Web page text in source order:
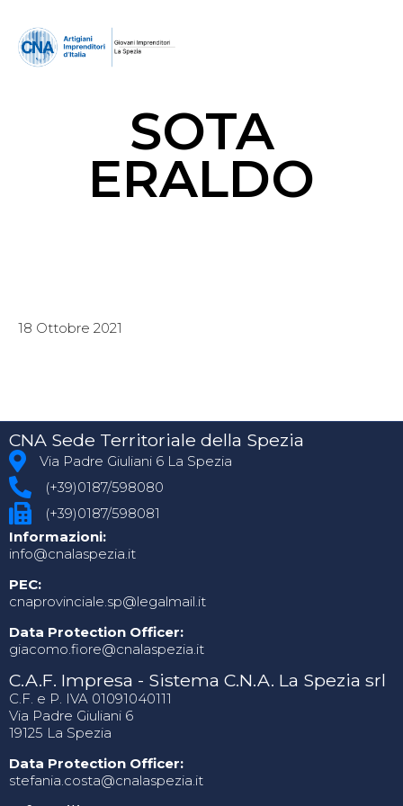
SOTA
ERALDO
18 Ottobre 2021
CNA Sede Territoriale della Spezia
Via Padre Giuliani 6 La Spezia
(+39)0187/598080
(+39)0187/598081
Informazioni:
info@cnalaspezia.it
PEC:
cnaprovinciale.sp@legalmail.it
Data Protection Officer:
giacomo.fiore@cnalaspezia.it
C.A.F. Impresa - Sistema C.N.A. La Spezia srl
C.F. e P. IVA 01091040111
Via Padre Giuliani 6
19125 La Spezia
Data Protection Officer:
stefania.costa@cnalaspezia.it